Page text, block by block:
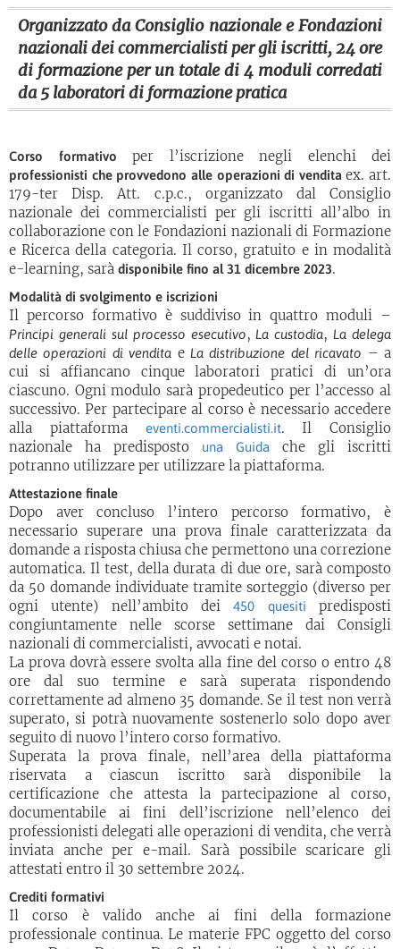
Organizzato da Consiglio nazionale e Fondazioni
nazionali dei commercialisti per gli iscritti, 24 ore
di formazione per un totale di 4 moduli corredati
da 5 laboratori di formazione pratica
Corso formativo per l’iscrizione negli elenchi dei
professionisti che provvedono alle operazioni di venditaex. art.
179-ter Disp. Att. c.p.c., organizzato dal Consiglio
nazionale dei commercialisti per gli iscritti all’albo in
collaborazione con le Fondazioni nazionali di Formazione
e Ricerca della categoria. Il corso, gratuito e in modalità
e-learning, sarà disponibile fino al 31 dicembre 2023.
Modalità di svolgimento e iscrizioni
Il percorso formativo è suddiviso in quattro moduli –
Principi generali sul processo esecutivo,La custodia,La delega
delle operazioni di vendita eLa distribuzione del ricavato – a
cui si affiancano cinque laboratori pratici di un’ora
ciascuno. Ogni modulo sarà propedeutico per l’accesso al
successivo. Per partecipare al corso è necessario accedere
alla piattaforma eventi.commercialisti.it. Il Consiglio
nazionale ha predisposto
una Guida
che gli iscritti
potranno utilizzare per utilizzare la piattaforma.
Attestazione finale
Dopo aver concluso l’intero percorso formativo, è
necessario superare una prova finale caratterizzata da
domande a risposta chiusa che permettono una correzione
automatica. Il test, della durata di due ore, sarà composto
da 50 domande individuate tramite sorteggio (diverso per
ogni utente) nell’ambito dei450 quesiti predisposti
congiuntamente nelle scorse settimane dai Consigli
nazionali di commercialisti, avvocati e notai.
La prova dovrà essere svolta alla fine del corso o entro 48
ore dal suo termine e sarà superata rispondendo
correttamente ad almeno 35 domande. Se il test non verrà
superato, si potrà nuovamente sostenerlo solo dopo aver
seguito di nuovo l’intero corso formativo.
Superata la prova finale, nell’area della piattaforma
riservata a ciascun iscritto sarà disponibile la
certificazione che attesta la partecipazione al corso,
documentabile ai fini dell’iscrizione nell’elenco dei
professionisti delegati alle operazioni di vendita, che verrà
inviata anche per e-mail. Sarà possibile scaricare gli
attestati entro il 30 settembre 2024.
Crediti formativi
Il corso è valido anche ai fini della formazione
professionale continua. Le materie FPC oggetto del corso